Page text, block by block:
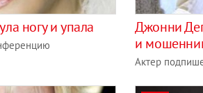
ногу и упала
Джонни
и
Актер